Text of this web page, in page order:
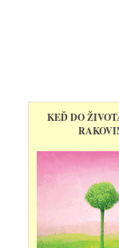
KEĎ DO